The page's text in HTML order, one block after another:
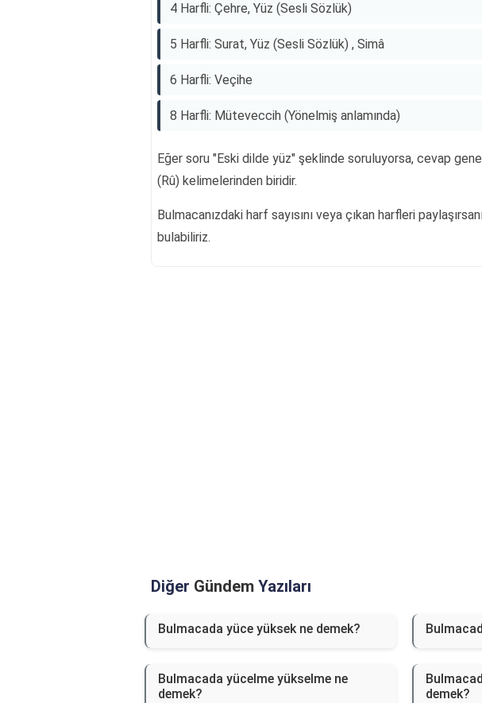
4 Harfli: Çehre, Yüz (Sesli Sözlük)
5 Harfli: Surat, Yüz (Sesli Sözlük) , Simâ
6 Harfli: Veçihe
8 Harfli: Müteveccih (Yönelmiş anlamında)
Eğer soru "Eski dilde yüz" şeklinde soruluyorsa, cevap
(Rû) kelimelerinden biridir.
Bulmacanızdaki harf sayısını veya çıkan harfleri
bulabiliriz.
Diğer Gündem Yazıları
Bulmacada yüce yüksek ne demek?
Bulmacada yücelme yükselme ne
demek?
demek?